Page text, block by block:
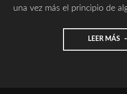
una vez más el principio de
LEER MÁS